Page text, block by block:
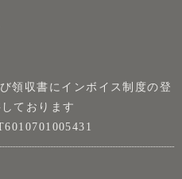
領収書にインボイス制度の登
ております